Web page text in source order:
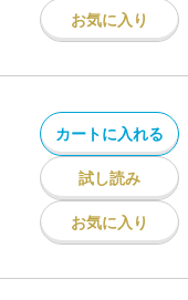
お気に入り
カートに入れる
試し読み
お気に入り